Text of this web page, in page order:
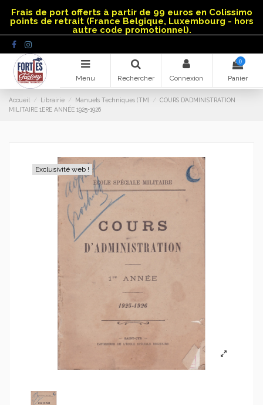
Frais de port offerts à partir de 99 euros en Colissimo
points de retrait (France Belgique, Luxembourg - hors
autre code promotionnel).
Menu Rechercher Connexion
0
Panier
Accueil Librairie Manuels Techniques (TM)
COURS D’ADMINISTRATION
MILITAIRE 1ERE ANNÉE 1925-1926
Exclusivité web !